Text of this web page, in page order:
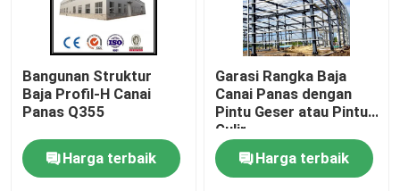
Bangunan Struktur
Baja Profil-H Canai
Panas Q355
Harga terbaik
Garasi Rangka Baja
Canai Panas dengan
Pintu Geser atau Pintu
Gulir
Harga terbaik